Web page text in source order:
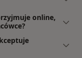
online,